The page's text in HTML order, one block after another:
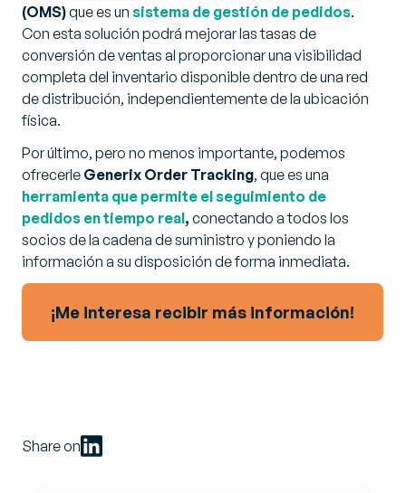
(OMS)que es un sistema de gestión de pedidos.
Con esta solución podrá mejorar las tasas de
conversión de ventas al proporcionar una visibilidad
completa del inventario disponible dentro de una red
de distribución, independientemente de la ubicación
física.
Por último, pero no menos importante, podemos
ofrecerle Generix Order Tracking, que es una
herramienta que permite el seguimiento de
pedidos en tiempo real, conectando a todos los
socios de la cadena de suministro y poniendo la
información a su disposición de forma inmediata.
¡Me interesa recibir más información!
Share on